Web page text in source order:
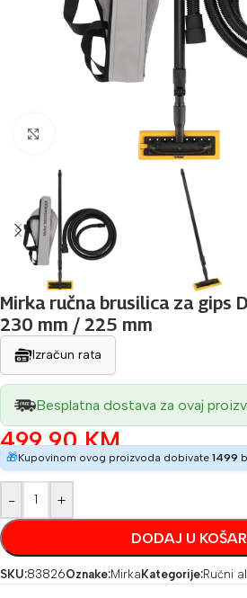
Mirka ručna brusilica za gips
230 mm / 225 mm
Izračun rata
Besplatna dostava za ovaj
499,90KM
🎁Kupovinom ovog proizvoda dobivate 1499
- +
DODAJ U
SKU:83826Oznake:Mirka Kategorije:Ručni